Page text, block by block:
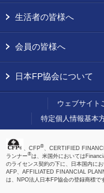
生活者の皆様へ
会員の皆様へ
日本FP協会について
ウェブサイト
特定個人情報基本
、CFP®、CERTIFIED
ランナー®は、米国外においては
のライセンス契約の下に、日本国内に
AFP、AFFILIATED FINANCIAL
は、NPO法人日本FP協会の登録商標で